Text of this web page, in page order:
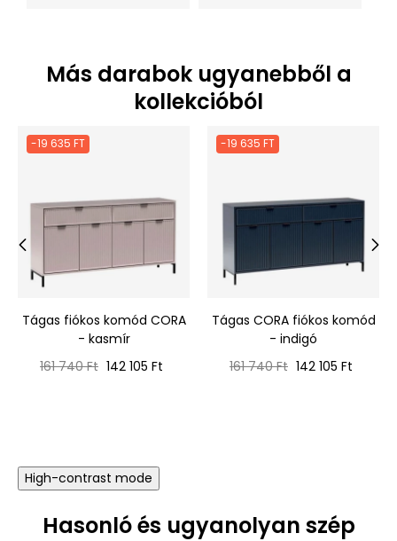
Más darabok ugyanebből a
kollekcióból
-19 635 FT
Tágas fiókos komód CORA
- kasmír
Normál
161 740 Ft Ár
142 105 Ft
-19 635 FT
Tágas CORA fiókos komód
- indigó
Normál
161 740 Ft Ár
142 105 Ft
High-contrast mode
Hasonló és ugyanolyan szép